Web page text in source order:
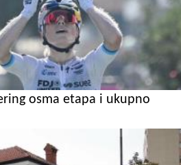
osma etapa i ukupno